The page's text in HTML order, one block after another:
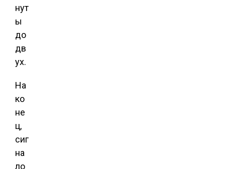
нут
ы
до
дв
ух.
На
ко
не
ц,
сиг
на
ло